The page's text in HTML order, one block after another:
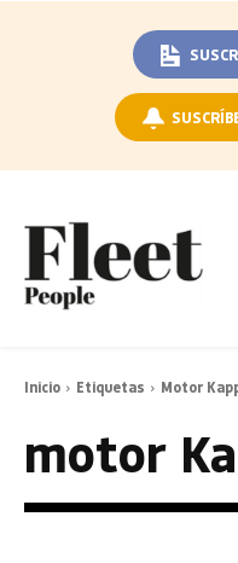
Inicio Etiquetas Motor
motor